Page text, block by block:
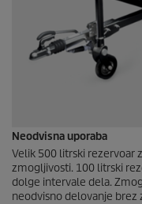
Neodvisna uporaba
Velik 500 litrski rezervoar
zmogljivosti. 100 litrski
dolge intervale dela.
neodvisno delovanje